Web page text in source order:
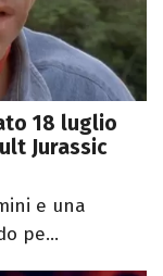
18 luglio
Jurassic
e una
pe...